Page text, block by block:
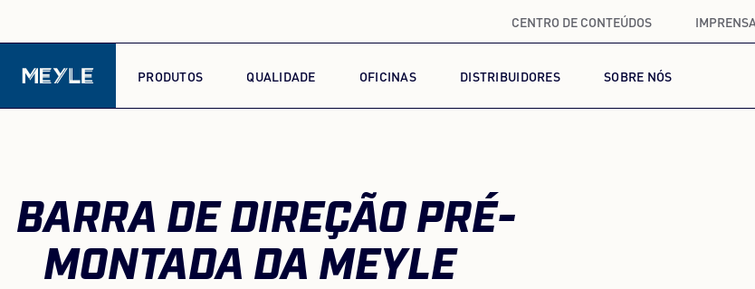
CENTRO DE CONTEÚDOS IMPRENSA
PRODUTOS QUALIDADE OFICINAS DISTRIBUIDORES SOBRE NÓS
BARRA DE DIREÇÃO PRÉ-
MONTADA DA MEYLE